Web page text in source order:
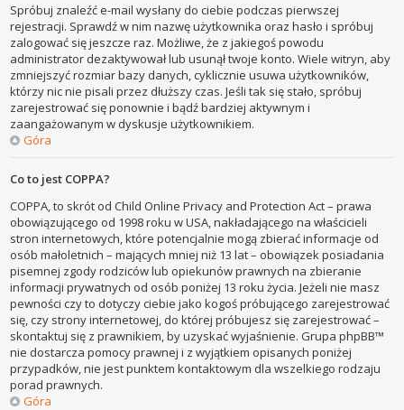
Spróbuj znaleźć e-mail wysłany do ciebie podczas pierwszej
rejestracji. Sprawdź w nim nazwę użytkownika oraz hasło i spróbuj
zalogować się jeszcze raz. Możliwe, że z jakiegoś powodu
administrator dezaktywował lub usunął twoje konto. Wiele witryn, aby
zmniejszyć rozmiar bazy danych, cyklicznie usuwa użytkowników,
którzy nic nie pisali przez dłuższy czas. Jeśli tak się stało, spróbuj
zarejestrować się ponownie i bądź bardziej aktywnym i
zaangażowanym w dyskusje użytkownikiem.
Góra
Co to jest COPPA?
COPPA, to skrót od Child Online Privacy and Protection Act – prawa
obowiązującego od 1998 roku w USA, nakładającego na właścicieli
stron internetowych, które potencjalnie mogą zbierać informacje od
osób małoletnich – mających mniej niż 13 lat – obowiązek posiadania
pisemnej zgody rodziców lub opiekunów prawnych na zbieranie
informacji prywatnych od osób poniżej 13 roku życia. Jeżeli nie masz
pewności czy to dotyczy ciebie jako kogoś próbującego zarejestrować
się, czy strony internetowej, do której próbujesz się zarejestrować –
skontaktuj się z prawnikiem, by uzyskać wyjaśnienie. Grupa phpBB™
nie dostarcza pomocy prawnej i z wyjątkiem opisanych poniżej
przypadków, nie jest punktem kontaktowym dla wszelkiego rodzaju
porad prawnych.
Góra